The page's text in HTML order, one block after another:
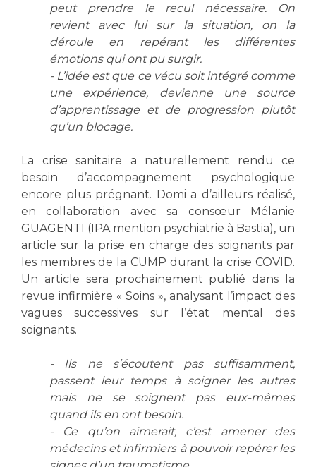
peut prendre le recul nécessaire. On
revient avec lui sur la situation, on la
déroule en repérant les différentes
émotions qui ont pu surgir.
- L’idée est que ce vécu soit intégré comme
une expérience, devienne une source
d’apprentissage et de progression plutôt
qu’un blocage.
La crise sanitaire a naturellement rendu ce
besoin d’accompagnement psychologique
encore plus prégnant. Domi a d’ailleurs réalisé,
en collaboration avec sa consœur Mélanie
GUAGENTI (IPA mention psychiatrie à Bastia), un
article sur la prise en charge des soignants par
les membres de la CUMP durant la crise COVID.
Un article sera prochainement publié dans la
revue infirmière « Soins », analysant l’impact des
vagues successives sur l’état mental des
soignants.
- Ils ne s’écoutent pas suffisamment,
passent leur temps à soigner les autres
mais ne se soignent pas eux-mêmes
quand ils en ont besoin.
- Ce qu’on aimerait, c’est amener des
médecins et infirmiers à pouvoir repérer les